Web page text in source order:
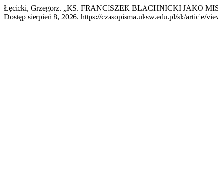
Łęcicki, Grzegorz. „KS. FRANCISZEK BLACHNICKI JAKO
Dostęp sierpień 8, 2026. https://czasopisma.uksw.edu.pl/sk/article/